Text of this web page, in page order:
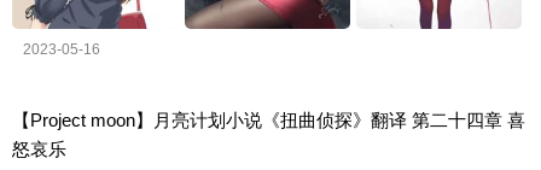
2023-05-16
【Project moon】月亮计划小说《扭曲侦探》翻译 第二十四章 喜
怒哀乐